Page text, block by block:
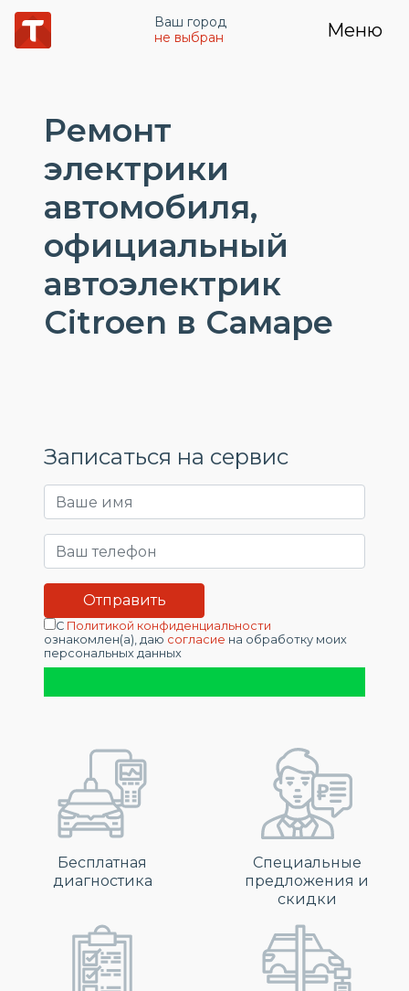
Ваш город
не выбран
Меню
Ремонт
электрики
автомобиля,
официальный
автоэлектрик
Citroen в Самаре
Записаться на сервис
С Политикой конфиденциальности
ознакомлен(а), даю согласие на обработку моих
персональных данных
Бесплатная
диагностика
Специальные
предложения и
скидки